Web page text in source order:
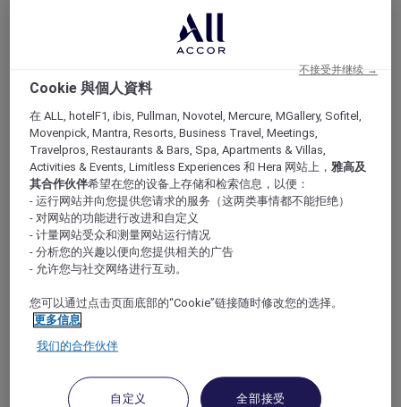
Santa Rosa
Puerto Iguazú
Cookie 與個人資料
在 ALL, hotelF1, ibis, Pullman, Novotel, Mercure, MGallery, Sofitel,
Movenpick, Mantra, Resorts, Business Travel, Meetings,
Travelpros, Restaurants & Bars, Spa, Apartments & Villas,
Activities & Events, Limitless Experiences 和 Hera 网站上，雅高及
其合作伙伴希望在您的设备上存储和检索信息，以便：
- 运行网站并向您提供您请求的服务（这两类事情都不能拒绝）
- 对网站的功能进行改进和自定义
- 计量网站受众和测量网站运行情况
- 分析您的兴趣以便向您提供相关的广告
- 允许您与社交网络进行互动。
您可以通过点击页面底部的“Cookie”链接随时修改您的选择。
更多信息
我们的合作伙伴
自定义 全部接受
不接受并继续 →